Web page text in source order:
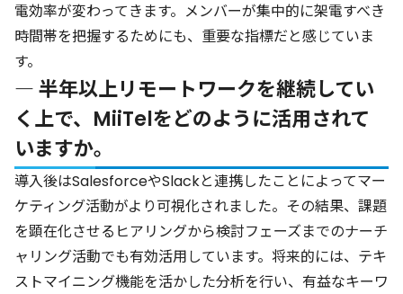
電効率が変わってきます。メンバーが集中的に架電すべき
時間帯を把握するためにも、重要な指標だと感じていま
す。
― 半年以上リモートワークを継続してい
く上で、MiiTelをどのように活用されて
いますか。
導入後はSalesforceやSlackと連携したことによってマー
ケティング活動がより可視化されました。その結果、課題
を顕在化させるヒアリングから検討フェーズまでのナーチ
ャリング活動でも有効活用しています。将来的には、テキ
ストマイニング機能を活かした分析を行い、有益なキーワ